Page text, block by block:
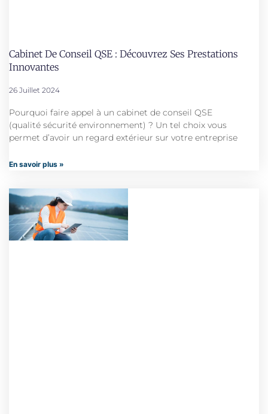
Cabinet De Conseil QSE : Découvrez Ses Prestations
Innovantes
26 Juillet 2024
Pourquoi faire appel à un cabinet de conseil QSE
(qualité sécurité environnement) ? Un tel choix vous
permet d’avoir un regard extérieur sur votre entreprise
En savoir plus »